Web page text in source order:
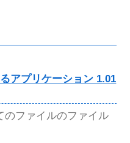
アプリケーション 1.01
のファイルのファイル